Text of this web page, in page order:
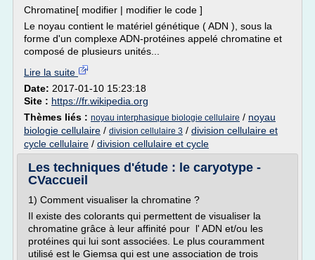
Chromatine[ modifier | modifier le code ]
Le noyau contient le matériel génétique ( ADN ), sous la
forme d'un complexe ADN-protéines appelé chromatine et
composé de plusieurs unités...
Lire la suite
Date: 2017-01-10 15:23:18
Site : https://fr.wikipedia.org
Thèmes liés : noyau interphasique biologie cellulaire / noyau
biologie cellulaire / division cellulaire 3 / division cellulaire et
cycle cellulaire / division cellulaire et cycle
Les techniques d'étude : le caryotype -
CVaccueil
1) Comment visualiser la chromatine ?
Il existe des colorants qui permettent de visualiser la
chromatine grâce à leur affinité pour l' ADN et/ou les
protéines qui lui sont associées. Le plus couramment
utilisé est le Giemsa qui est une association de trois